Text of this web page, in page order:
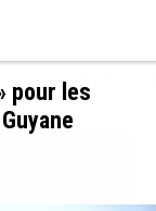
SOCIÉTÉ
pour les